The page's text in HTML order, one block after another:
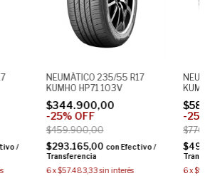
/
NEUMÁTICO 235/55 R17
KUMHO HP71 103V
$344.900,00
-25% OFF
$459.900,00
$293.165,00 con Efectivo /
Transferencia
6x$57.483,33 sin interés
-25
6x